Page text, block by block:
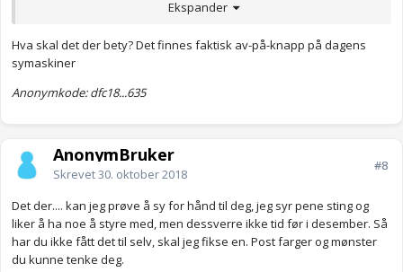
Ekspander
Hva skal det der bety? Det finnes faktisk av-på-knapp på dagens
symaskiner
Anonymkode: dfc18...635
AnonymBruker
Skrevet30. oktober 2018
#8
Det der.... kan jeg prøve å sy for hånd til deg, jeg syr pene sting og
liker å ha noe å styre med, men dessverre ikke tid før i desember. Så
har du ikke fått det til selv, skal jeg fikse en. Post farger og mønster
du kunne tenke deg.